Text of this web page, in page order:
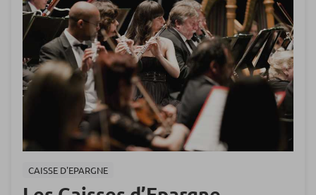
CAISSE D'EPARGNE